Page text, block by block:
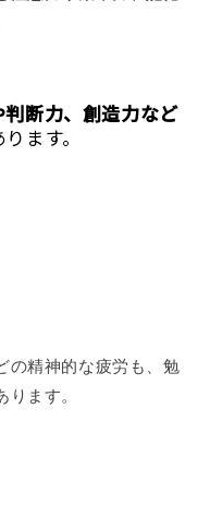
判断力、創造力など
ます。
の精神的な疲労も、勉
ます。